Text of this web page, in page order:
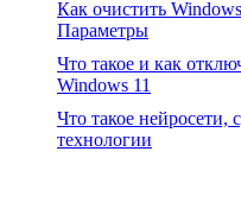
Как очистить
Параметры
Что такое и как
Windows 11
Что такое нейросети,
технологии